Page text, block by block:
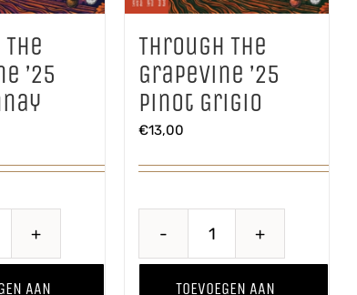
’25
AAN
Through The
Grapevine ’25
Pinot Grigio
€13,00
TOEVOEGEN AAN